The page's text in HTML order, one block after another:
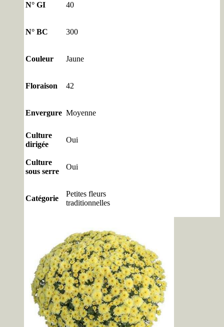
N° GI 40
N° BC 300
Couleur Jaune
Floraison 42
Envergure Moyenne
Culture
dirigée
Oui
Culture
sous serre
Oui
Catégorie
Petites fleurs
traditionnelles